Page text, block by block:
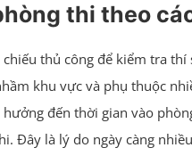
thi theo
thủ công để kiểm tra
khu vực và phụ thuộc
đến thời gian vào
Đây là lý do ngày càng